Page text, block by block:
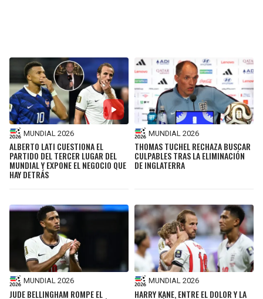
MUNDIAL 2026
ALBERTO LATI CUESTIONA EL
PARTIDO DEL TERCER LUGAR DEL
MUNDIAL Y EXPONE EL NEGOCIO QUE
HAY DETRÁS
MUNDIAL 2026
THOMAS TUCHEL RECHAZA BUSCAR
CULPABLES TRAS LA ELIMINACIÓN
DE INGLATERRA
MUNDIAL 2026
JUDE BELLINGHAM ROMPE EL
MUNDIAL 2026
HARRY KANE, ENTRE EL DOLOR Y LA